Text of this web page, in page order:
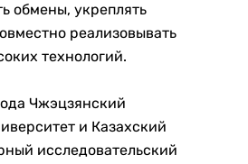
обмены, укреплять
реализовывать
технологий.
Чжэцзянский
и Казахский
исследовательский